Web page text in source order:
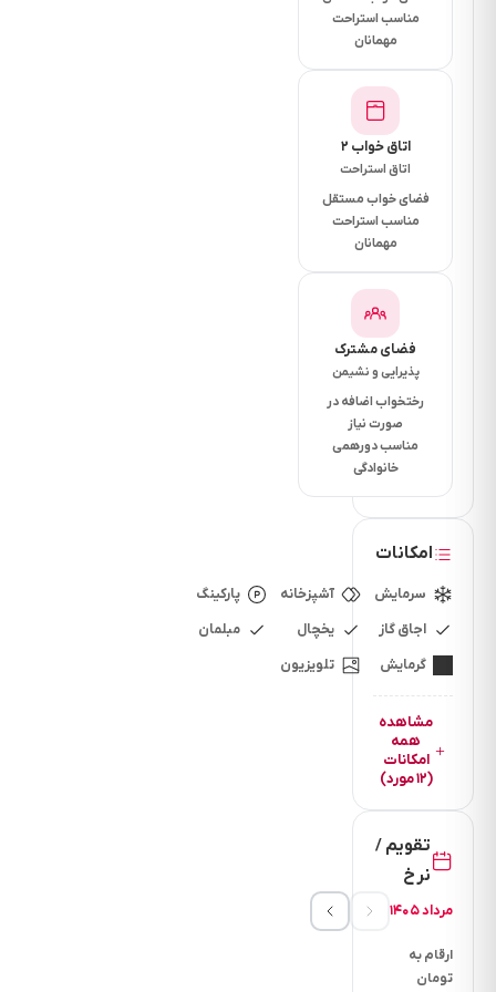
اسپیکر،حیوان
خانگی ممنوع
می‌باشد.
2.ورود نفر
اضافه ممنوع
می‌باشد و
جهت ورود
مهمان هزینه
شارژ مهمان
دریافت
میگردد(حتی
برای یک
دقیقه)
4.واحد تمیز
و سالم
تحویل داده
میشه تمیز و
تحویل گرفته
میشه اگه
کثیف باشه
هزینه نظافت
دریافت
میشه
5.دادن ۲
کارت
شناسایی (
کارت ملی یا
شناسنامه،
پایان خدمت
مناسب استراحت
مهمانان
اتاق خواب ۲
اتاق استراحت
فضای خواب مستقل
مناسب استراحت
مهمانان
فضای مشترک
پذیرایی و نشیمن
رختخواب اضافه در
صورت نیاز
مناسب دورهمی
خانوادگی
امکانات
سرمایش آشپزخانه
پارکینگ
اجاق گاز
یخچال
مبلمان
گرمایش
تلویزیون
مشاهده
همه
امکانات
(۱۲ مورد)
تقویم /
نرخ
مرداد ۱۴۰۵
ارقام به
تومان